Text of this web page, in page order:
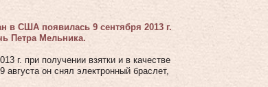
США появилась 9 сентября 2013 г.
Петра Мельника.
г. при получении взятки и в качестве
он снял электронный браслет,